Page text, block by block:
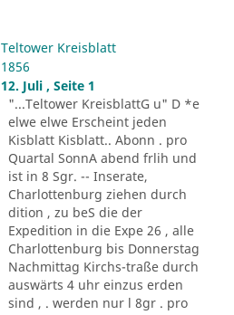
Teltower Kreisblatt
1856
12. Juli , Seite 1
"...Teltower KreisblattG u" D *e
elwe elwe Erscheint jeden
Kisblatt Kisblatt.. Abonn . pro
Quartal SonnA abend frlih und
ist in 8 Sgr. -- Inserate,
Charlottenburg ziehen durch
dition , zu beS die der
Expedition in die Expe 26 , alle
Charlottenburg bis Donnerstag
Nachmittag Kirchs-traße durch
auswärts 4 uhr einzus erden
sind , . werden nur l 8gr . pro